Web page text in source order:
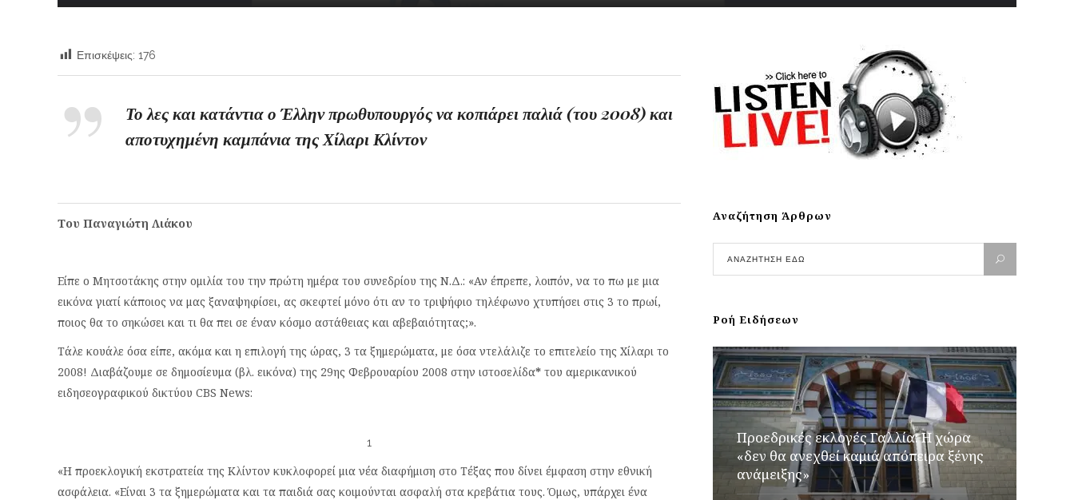
Επισκέψεις: 176
Το λες και κατάντια ο Έλλην πρωθυπουργός να κοπιάρει παλιά (του 2008) και
αποτυχημένη καμπάνια της Χίλαρι Κλίντον
Του Παναγιώτη Λιάκου
Είπε ο Μητσοτάκης στην ομιλία του την πρώτη ημέρα του συνεδρίου της Ν.Δ.: «Αν έπρεπε, λοιπόν, να το πω με μια
εικόνα γιατί κάποιος να μας ξαναψηφίσει, ας σκεφτεί μόνο ότι αν το τριψήφιο τηλέφωνο χτυπήσει στις 3 το πρωί,
ποιος θα το σηκώσει και τι θα πει σε έναν κόσμο αστάθειας και αβεβαιότητας;».
Τάλε κουάλε όσα είπε, ακόμα και η επιλογή της ώρας, 3 τα ξημερώματα, με όσα ντελάλιζε το επιτελείο της Χίλαρι το
2008! Διαβάζουμε σε δημοσίευμα (βλ. εικόνα) της 29ης Φεβρουαρίου 2008 στην ιστοσελίδα* του αμερικανικού
ειδησεογραφικού δικτύου CBS News:
1
«Η προεκλογική εκστρατεία της Κλίντον κυκλοφορεί μια νέα διαφήμιση στο Τέξας που δίνει έμφαση στην εθνική
ασφάλεια. «Είναι 3 τα ξημερώματα και τα παιδιά σας κοιμούνται ασφαλή στα κρεβάτια τους. Όμως, υπάρχει ένα
Αναζήτηση Άρθρων
Ροή Ειδήσεων
Προεδρικές εκλογές Γαλλία: Η χώρα
«δεν θα ανεχθεί καμιά απόπειρα ξένης
ανάμειξης»